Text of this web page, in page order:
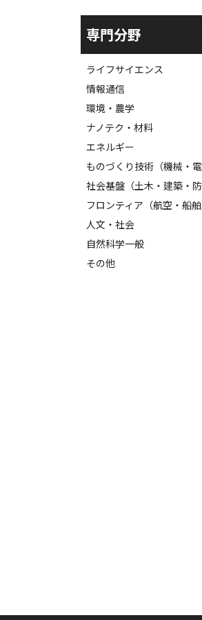
専門分野
ライフサイエンス
情報通信
環境・農学
ナノテク・材料
エネルギー
ものづくり技術（機械・
社会基盤（土木・建築・防
フロンティア（航空・船舶
人文・社会
自然科学一般
その他